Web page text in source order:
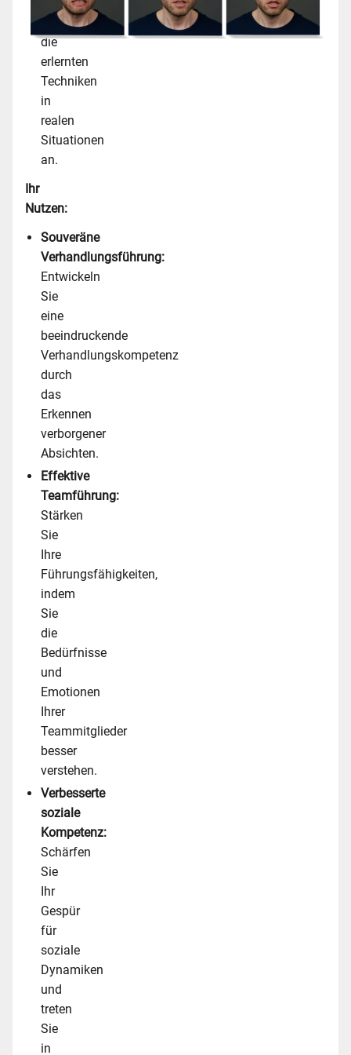
wenden
die
erlernten
Techniken
in
realen
Situationen
an.
Ihr
Nutzen:
Souveräne
Verhandlungsführung:
Entwickeln
Sie
eine
beeindruckende
Verhandlungskompetenz
durch
das
Erkennen
verborgener
Absichten.
Effektive
Teamführung:
Stärken
Sie
Ihre
Führungsfähigkeiten,
indem
Sie
die
Bedürfnisse
und
Emotionen
Ihrer
Teammitglieder
besser
verstehen.
Verbesserte
soziale
Kompetenz:
Schärfen
Sie
Ihr
Gespür
für
soziale
Dynamiken
und
treten
Sie
in